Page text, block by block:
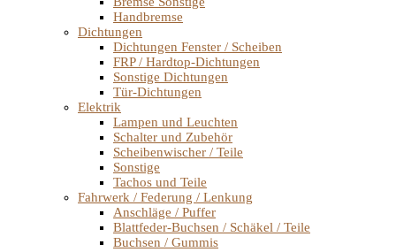
Handbremse
Dichtungen
Dichtungen Fenster / Scheiben
FRP / Hardtop-Dichtungen
Sonstige Dichtungen
Tür-Dichtungen
Elektrik
Lampen und Leuchten
Schalter und Zubehör
Scheibenwischer / Teile
Sonstige
Tachos und Teile
Fahrwerk / Federung / Lenkung
Anschläge / Puffer
Blattfeder-Buchsen / Schäkel / Teile
Buchsen / Gummis